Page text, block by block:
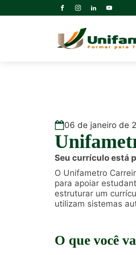
06 de janeiro de
Seu currículo está
O Unifametro
para apoiar
estruturar um
utilizam sistemas
O que você